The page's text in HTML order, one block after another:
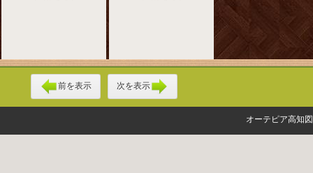
前を表示 次を表示
オーテピア高知